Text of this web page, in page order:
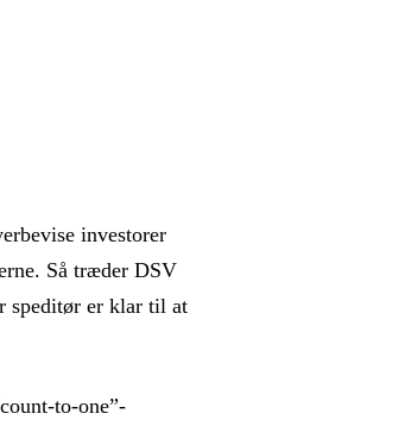
investorer
Så træder DSV
speditør er klar til at
to-one”-